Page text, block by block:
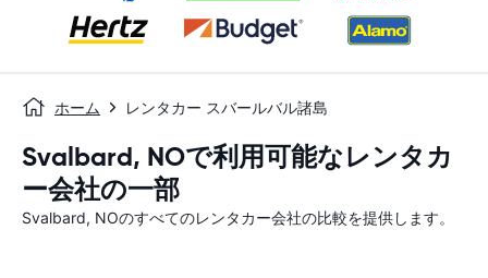
ホーム レンタカー スバールバル諸島
Svalbard, NOで利用可能なレンタカ
ー会社の一部
Svalbard, NOのすべてのレンタカー会社の比較を提供します。